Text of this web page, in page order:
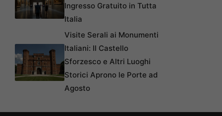
Ingresso Gratuito in Tutta
Italia
Visite Serali ai Monumenti
Italiani: Il Castello
Sforzesco e Altri Luoghi
Storici Aprono le Porte ad
Agosto